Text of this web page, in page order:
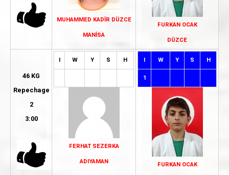
MUHAMMED KADİR DÜZCE
MANİSA
FURKAN OCAK
DÜZCE
46 KG
Repechage
2
3:00
I W Y S H
FERHAT SEZERKA
ADIYAMAN
I W Y S H
1
FURKAN OCAK